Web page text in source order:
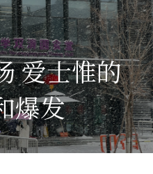
爱士惟的
爆发